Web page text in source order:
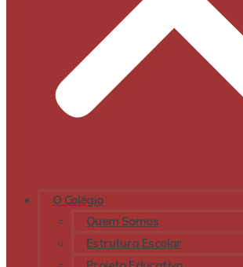
O Colégio
Quem Somos
Estrutura Escolar